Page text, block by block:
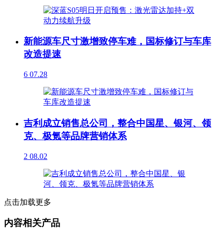
新能源车尺寸激增致停车难，国标修订与车库
改造提速
6 07.28
吉利成立销售总公司，整合中国星、银河、领
克、极氪等品牌营销体系
2 08.02
点击加载更多
内容相关产品